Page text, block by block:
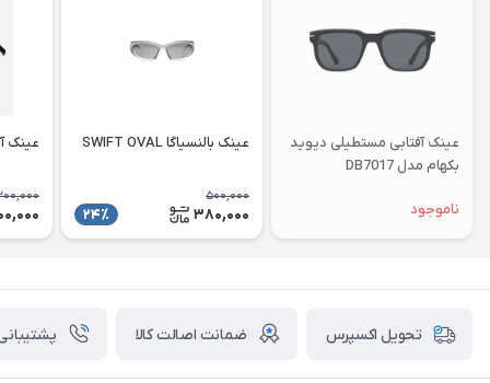
عینک آفتابی مستطیلی دیوید
بکهام مدل DB7017
ناموجود
عینک بالنسیاگا SWIFT OVAL
500,000
380,000 24٪
عینک
تحویل اکسپرس ضمانت اصالت کالا پشتیبانی ۲۴